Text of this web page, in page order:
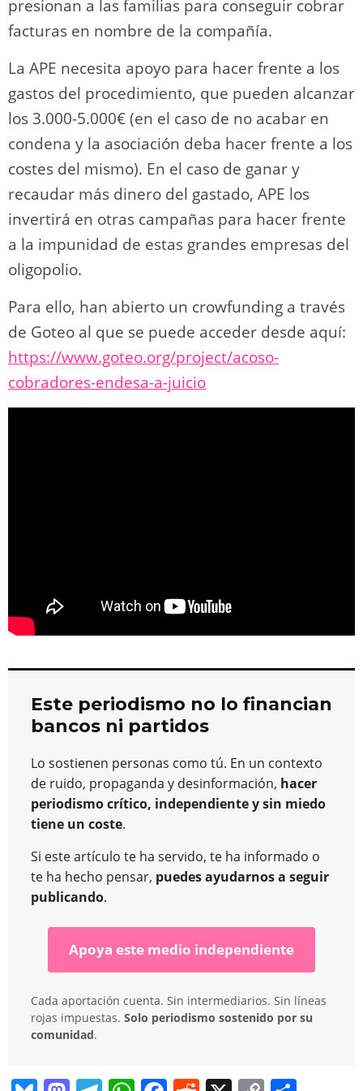
presionan a las familias para conseguir cobrar
facturas en nombre de la compañía.
La APE necesita apoyo para hacer frente a los
gastos del procedimiento, que pueden alcanzar
los 3.000-5.000€ (en el caso de no acabar en
condena y la asociación deba hacer frente a los
costes del mismo). En el caso de ganar y
recaudar más dinero del gastado, APE los
invertirá en otras campañas para hacer frente
a la impunidad de estas grandes empresas del
oligopolio.
Para ello, han abierto un crowfunding a través
de Goteo al que se puede acceder desde aquí:
https://www.goteo.org/project/acoso-
cobradores-endesa-a-juicio
Este periodismo no lo financian
bancos ni partidos
Lo sostienen personas como tú. En un contexto
de ruido, propaganda y desinformación, hacer
periodismo crítico, independiente y sin miedo
tiene un coste.
Si este artículo te ha servido, te ha informado o
te ha hecho pensar, puedes ayudarnos a seguir
publicando.
Apoya este medio independiente
Cada aportación cuenta. Sin intermediarios. Sin líneas
rojas impuestas. Solo periodismo sostenido por su
comunidad.